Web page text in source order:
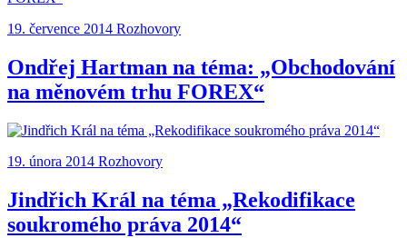
19. července 2014 Rozhovory
Ondřej Hartman na téma: „Obchodování
na měnovém trhu FOREX“
19. února 2014 Rozhovory
Jindřich Král na téma „Rekodifikace
soukromého práva 2014“